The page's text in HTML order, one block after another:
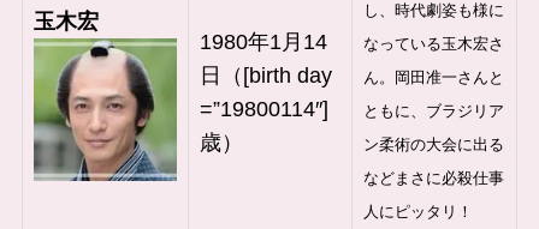
玉木宏
1980年1月14
日（[birth day
=”19800114″]
歳）
し、時代劇姿も様に
なっている玉木宏さ
ん。岡田准一さんと
ともに、ブラジリア
ン柔術の大会に出る
などまさに必殺仕事
人にピッタリ！